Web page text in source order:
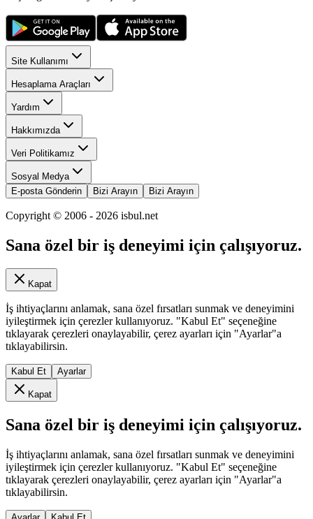
Site Kullanımı
Hesaplama Araçları
Yardım
Hakkımızda
Veri Politikamız
Sosyal Medya
E-posta Gönderin
Bizi Arayın Bizi Arayın
Copyright © 2006 - 2026 isbul.net
Sana özel bir iş deneyimi için çalışıyoruz.
Kapat
İş ihtiyaçlarını anlamak, sana özel fırsatları sunmak ve deneyimini
iyileştirmek için çerezler kullanıyoruz. "Kabul Et" seçeneğine
tıklayarak çerezleri onaylayabilir, çerez ayarları için "Ayarlar"a
tıklayabilirsin.
Kabul Et Ayarlar
Kapat
Sana özel bir iş deneyimi için çalışıyoruz.
İş ihtiyaçlarını anlamak, sana özel fırsatları sunmak ve deneyimini
iyileştirmek için çerezler kullanıyoruz. "Kabul Et" seçeneğine
tıklayarak çerezleri onaylayabilir, çerez ayarları için "Ayarlar"a
tıklayabilirsin.